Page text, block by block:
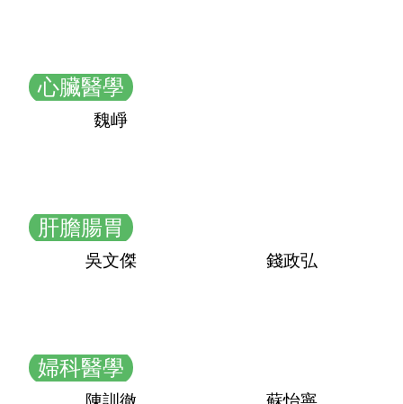
心臟醫學
魏崢
肝膽腸胃
吳文傑 錢政弘
婦科醫學